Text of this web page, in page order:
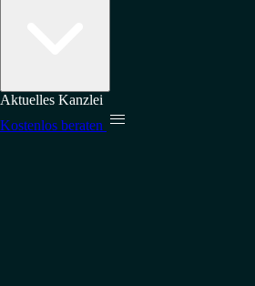
Aktuelles Kanzlei
Kostenlos beraten 